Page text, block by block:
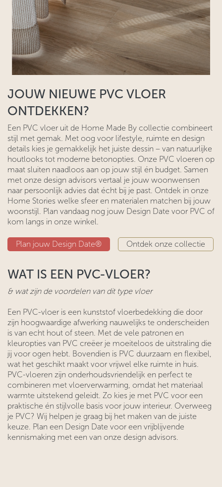
JOUW NIEUWE PVC VLOER
ONTDEKKEN?
Een PVC vloer uit de Home Made By collectie combineert
stijl met gemak. Met oog voor lifestyle, ruimte en design
details kies je gemakkelijk het juiste dessin – van natuurlijke
houtlooks tot moderne betonopties. Onze PVC vloeren op
maat sluiten naadloos aan op jouw stijl én budget. Samen
met onze design advisors vertaal je jouw woonwensen
naar persoonlijk advies dat écht bij je past. Ontdek in onze
Home Stories welke sfeer en materialen matchen bij jouw
woonstijl. Plan vandaag nog jouw Design Date voor PVC of
kom langs in onze winkel.
Plan jouw Design Date® Ontdek onze collectie​​​​​​​​
WAT IS EEN PVC-VLOER?
& wat zijn de voordelen van dit type vloer
Een PVC-vloer is een kunststof vloerbedekking die door
zijn hoogwaardige afwerking nauwelijks te onderscheiden
is van echt hout of steen. Met de vele patronen en
kleuropties van PVC creëer je moeiteloos de uitstraling die
jij voor ogen hebt. Bovendien is PVC duurzaam en flexibel,
wat het geschikt maakt voor vrijwel elke ruimte in huis.
PVC-vloeren zijn onderhoudsvriendelijk en perfect te
combineren met vloerverwarming, omdat het materiaal
warmte uitstekend geleidt. Zo kies je met PVC voor een
praktische én stijlvolle basis voor jouw interieur. Overweeg
je PVC? Wij helpen je graag bij het maken van de juiste
keuze. Plan een Design Date voor een vrijblijvende
kennismaking met een van onze design advisors.